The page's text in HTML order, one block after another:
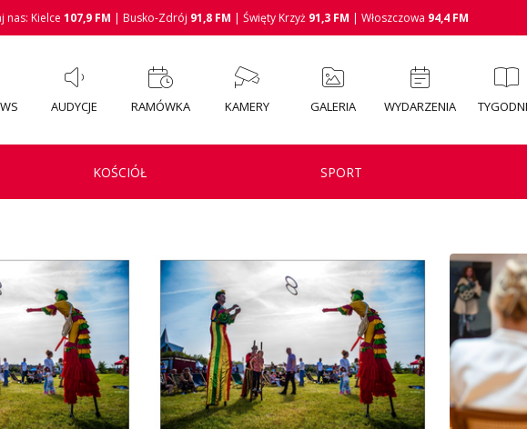
nas: Kielce 107,9 FM | Busko-Zdrój 91,8 FM | Święty Krzyż 91,3 FM | Włoszczowa 94,4 FM
AUDYCJE RAMÓWKA KAMERY GALERIA WYDARZENIA
KOŚCIÓŁ SPORT